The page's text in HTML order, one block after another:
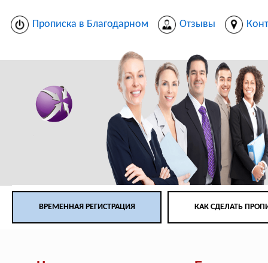
Прописка в Благодарном Отзывы
ВРЕМЕННАЯ РЕГИСТРАЦИЯ КАК СДЕЛАТЬ